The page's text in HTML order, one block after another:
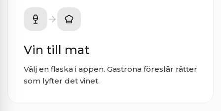
Vin till mat
Välj en flaska i appen. Gastrona föreslår rätter
som lyfter det vinet.